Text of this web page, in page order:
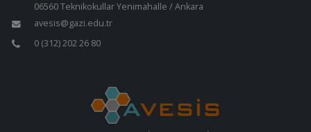
06560 Teknikokullar Yenimahalle / Ankara
avesis@gazi.edu.tr
0 (312) 202 26 80